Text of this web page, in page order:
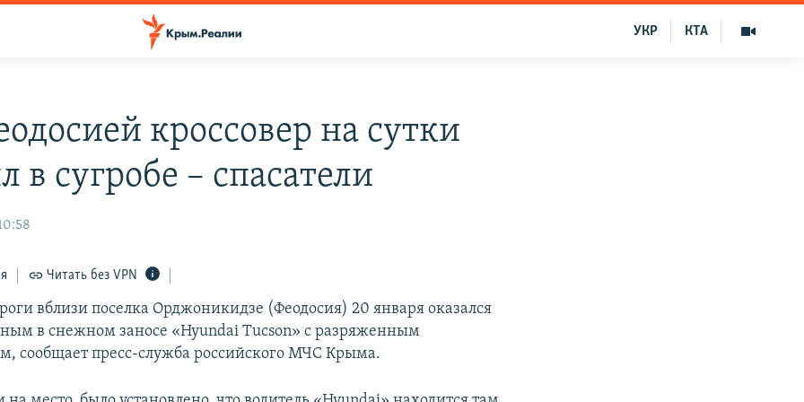
КТА
УКР
кроссовер на сутки
в сугробе – спасатели
Читать без VPN
вблизи поселка Орджоникидзе (Феодосия) 20 января оказался
в снежном заносе «Hyundai Tucson» с разряженным
сообщает пресс-служба российского МЧС Крыма.